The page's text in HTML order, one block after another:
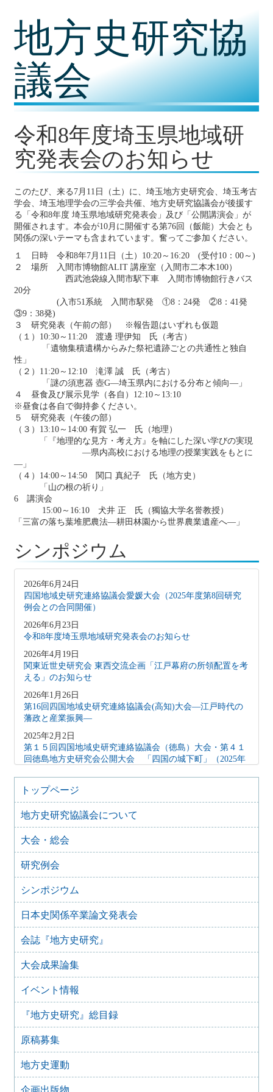
地方史研究協
議会
令和8年度埼玉県地域研
究発表会のお知らせ
このたび、来る7月11日（土）に、埼玉地方史研究会、埼玉考古
学会、埼玉地理学会の三学会共催、地方史研究協議会が後援す
る「令和8年度 埼玉県地域研究発表会」及び「公開講演会」が
開催されます。本会が10月に開催する第76回（飯能）大会とも
関係の深いテーマも含まれています。奮ってご参加ください。
１ 日時 令和8年7月11日（土）10:20～16:20 (受付10：00～)
２ 場所 入間市博物館ALIT 講座室（入間市二本木100）
西武池袋線入間市駅下車 入間市博物館行きバス
20分
(入市51系統 入間市駅発 ①8：24発 ②8：41発
③9：38発)
３ 研究発表（午前の部） ※報告題はいずれも仮題
（１）10:30～11:20 渡邊 理伊知 氏（考古）
「遺物集積遺構からみた祭祀遺跡ごとの共通性と独自
性」
（２）11:20～12:10 滝澤 誠 氏（考古）
「謎の須恵器 壺G―埼玉県内における分布と傾向―」
４ 昼食及び展示見学（各自）12:10～13:10
※昼食は各自で御持参ください。
５ 研究発表（午後の部）
（３）13:10～14:00 有賀 弘一 氏（地理）
「『地理的な見方・考え方』を軸にした深い学びの実現
―県内高校における地理の授業実践をもとに
―」
（４）14:00～14:50 関口 真紀子 氏（地方史）
「山の根の祈り」
6 講演会
15:00～16:10 犬井 正 氏（獨協大学名誉教授）
「三富の落ち葉堆肥農法―耕田林園から世界農業遺産へ―」
シンポジウム
2026年6月24日
四国地域史研究連絡協議会愛媛大会（2025年度第8回研究
例会との合同開催）
2026年6月23日
令和8年度埼玉県地域研究発表会のお知らせ
2026年4月19日
関東近世史研究会 東西交流企画「江戸幕府の所領配置を考
える」のお知らせ
2026年1月26日
第16回四国地域史研究連絡協議会(高知)大会―江戸時代の
藩政と産業振興―
2025年2月2日
第１５回四国地域史研究連絡協議会（徳島）大会・第４１
回徳島地方史研究会公開大会 「四国の城下町」（2025年
2024年10月27日
地方史研究協議会歴史教育シンポジウム 地方史研究と歴
史教育
2024年8月9日
歴史シンポジウム 水無瀬離宮の黎明と終焉～水無瀬とい
う場を考える
2024年4月16日
四国地域史研究連絡協議会香川大会＋香川歴史学会70周年
記念大会 古代四国における都鄙間・地域間交流（2023年
7月29日）
2023年2月25日
【オンライン】群馬歴史資料継承ネットワーク（ぐんま史
料ネット） 群馬県立女子大学群馬学センター ぐんま地域
文化遺産フォーラム 2022開催のお知らせ
2022年8月28日
第 17 回シンポジウム 歴史教科書・いままでとこれから
開催のお知らせ
2022年6月9日
料保存利用問題シンポジウム「アーカイブズ専門職問題の
新潮流」
トップページ
地方史研究協議会について
大会・総会
研究例会
シンポジウム
日本史関係卒業論文発表会
会誌『地方史研究』
大会成果論集
イベント情報
『地方史研究』総目録
原稿募集
地方史運動
企画出版物